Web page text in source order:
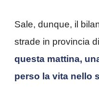
Sale, dunque, il
strade in provincia
questa mattina,
perso la vita nello